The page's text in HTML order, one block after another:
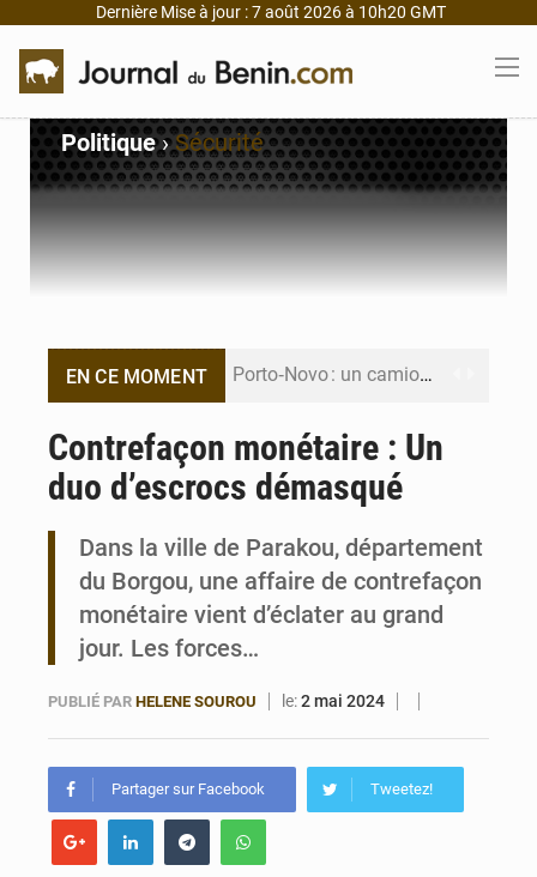
Dernière Mise à jour : 7 août 2026 à 10h20 GMT
Politique›Sécurité
EN CE MOMENT Porto‑Novo : un camion de produits pétroliers embrase Avakpa
Bénin : Le CEG La Verdure de Ouèdo fait sa mue pour la rentrée
Contrefaçon monétaire : Un
duo d’escrocs démasqué
Dans la ville de Parakou, département
du Borgou, une affaire de contrefaçon
monétaire vient d’éclater au grand
jour. Les forces…
PUBLIÉ PAR HELENE SOUROU le:2 mai 2024
Partager sur Facebook Tweetez!